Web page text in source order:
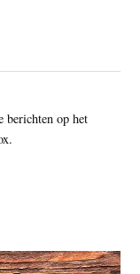
berichten op het